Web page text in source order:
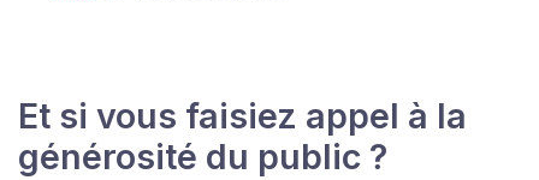
Et si vous faisiez appel à la
générosité du public ?